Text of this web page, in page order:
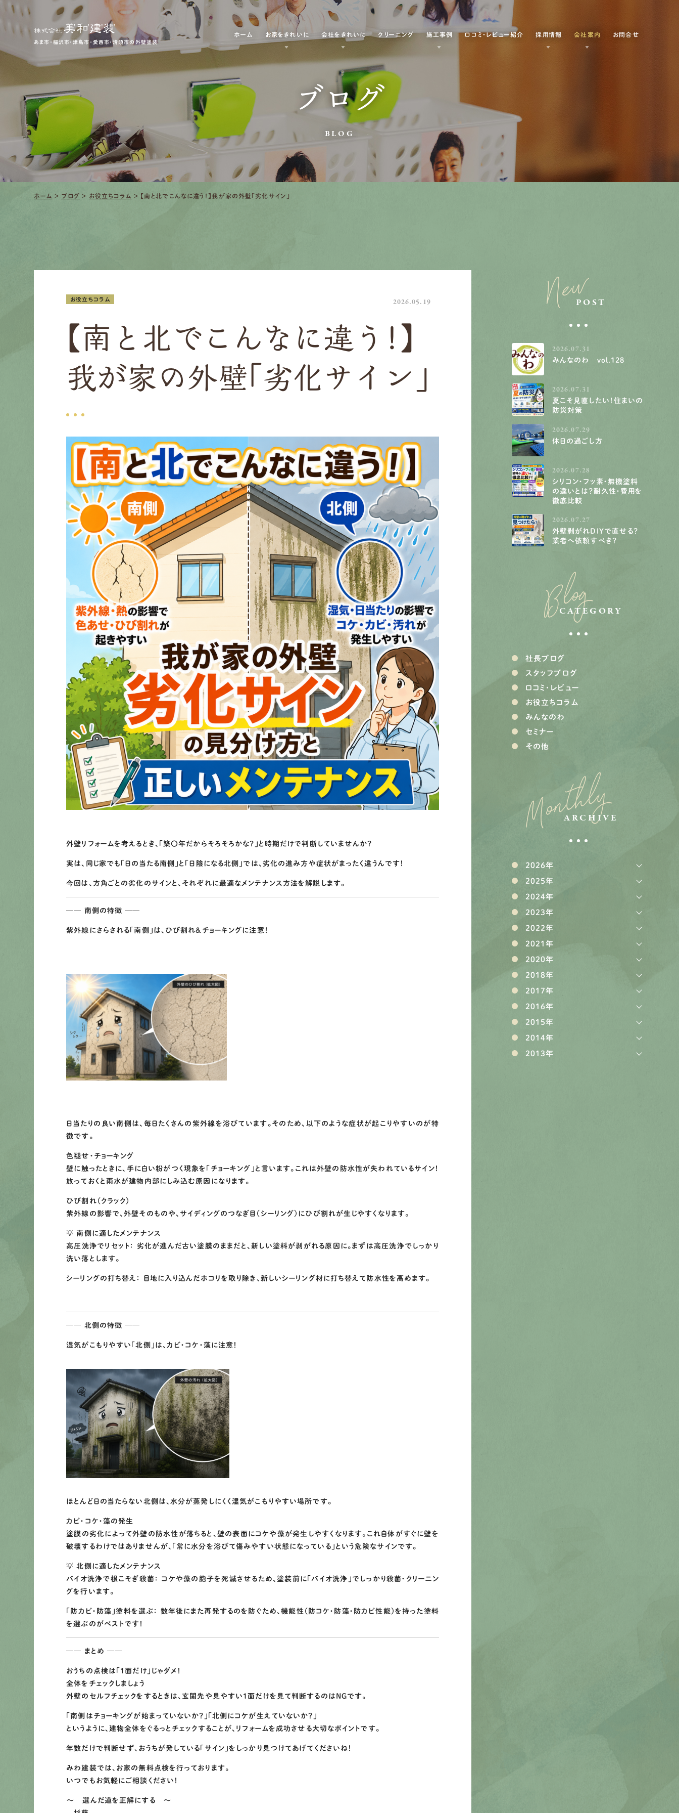
あま市・稲沢市・津島市・愛西市・清須市の外壁塗装
ホーム お家をきれいに 会社をきれいに クリーニング 施工事例 口コミ・レビュー紹介 採用情報 会社案内 お問合せ
ブログ
BLOG
ホーム > ブログ > お役立ちコラム > 【南と北でこんなに違う！】我が家の外壁「劣化サイン」
お役立ちコラム 2026.05.19
【南と北でこんなに違う！】
我が家の外壁「劣化サイン」
外壁リフォームを考えるとき、「築〇年だからそろそろかな？」と時期だけで判断していませんか？
実は、同じ家でも「日の当たる南側」と「日陰になる北側」では、劣化の進み方や症状がまったく違うんです！
今回は、方角ごとの劣化のサインと、それぞれに最適なメンテナンス方法を解説します。
── 南側の特徴 ──
紫外線にさらされる「南側」は、ひび割れ＆チョーキングに注意！
日当たりの良い南側は、毎日たくさんの紫外線を浴びています。そのため、以下のような症状が起こりやすいのが特
徴です。
色褪せ・チョーキング
壁に触ったときに、手に白い粉がつく現象を「チョーキング」と言います。これは外壁の防水性が失われているサイン！
放っておくと雨水が建物内部にしみ込む原因になります。
ひび割れ（クラック）
紫外線の影響で、外壁そのものや、サイディングのつなぎ目（シーリング）にひび割れが生じやすくなります。
💡 南側に適したメンテナンス
高圧洗浄でリセット： 劣化が進んだ古い塗膜のままだと、新しい塗料が剥がれる原因に。まずは高圧洗浄でしっかり
洗い落とします。
シーリングの打ち替え： 目地に入り込んだホコリを取り除き、新しいシーリング材に打ち替えて防水性を高めます。
── 北側の特徴 ──
湿気がこもりやすい「北側」は、カビ・コケ・藻に注意！
ほとんど日の当たらない北側は、水分が蒸発しにくく湿気がこもりやすい場所です。
カビ・コケ・藻の発生
塗膜の劣化によって外壁の防水性が落ちると、壁の表面にコケや藻が発生しやすくなります。これ自体がすぐに壁を
破壊するわけではありませんが、「常に水分を浴びて傷みやすい状態になっている」という危険なサインです。
💡 北側に適したメンテナンス
バイオ洗浄で根こそぎ殺菌： コケや藻の胞子を死滅させるため、塗装前に「バイオ洗浄」でしっかり殺菌・クリーニン
グを行います。
「防カビ・防藻」塗料を選ぶ： 数年後にまた再発するのを防ぐため、機能性（防コケ・防藻・防カビ性能）を持った塗料
を選ぶのがベストです！
── まとめ ──
おうちの点検は「1面だけ」じゃダメ！
全体をチェックしましょう
外壁のセルフチェックをするときは、玄関先や見やすい1面だけを見て判断するのはNGです。
「南側はチョーキングが始まっていないか？」「北側にコケが生えていないか？」
というように、建物全体をぐるっとチェックすることが、リフォームを成功させる大切なポイントです。
年数だけで判断せず、おうちが発している「サイン」をしっかり見つけてあげてくださいね！
みわ建装では、お家の無料点検を行っております。
いつでもお気軽にご相談ください！
～ 選んだ道を正解にする ～
NewPOST
2026.07.31
みんなのわ vol.128
2026.07.31
夏こそ見直したい！住まいの
防災対策
2026.07.29
休日の過ごし方
2026.07.28
シリコン・フッ素・無機塗料
の違いとは？耐久性・費用を
徹底比較
2026.07.27
外壁剥がれDIYで直せる？
業者へ依頼すべき？
Blog
CATEGORY
社長ブログ
スタッフブログ
口コミ・レビュー
お役立ちコラム
みんなのわ
セミナー
その他
Monthly
ARCHIVE
2026年
2025年
2024年
2023年
2022年
2021年
2020年
2018年
2017年
2016年
2015年
2014年
2013年